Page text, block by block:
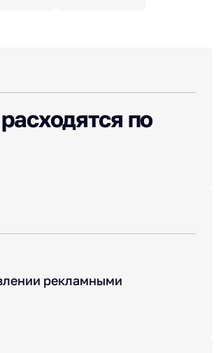
по
рекламными